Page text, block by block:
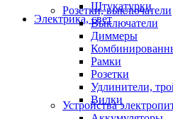
Штукатурки
Электрика, свет
Розетки, выключатели
Выключатели
Диммеры
Рамки
Розетки
Удлинители,
Вилки
Устройства